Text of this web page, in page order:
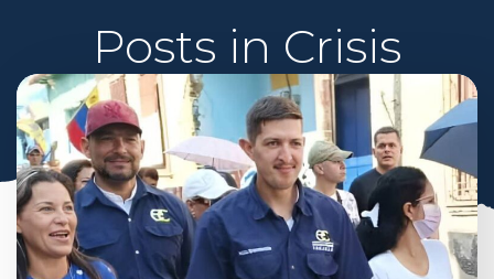
Posts in Crisis